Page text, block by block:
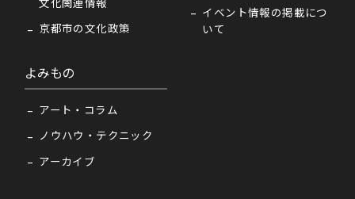
文化関連情報
京都市の文化政策
よみもの
アート・コラム
ノウハウ・テクニック
アーカイブ
イベント情報の掲載につ
いて